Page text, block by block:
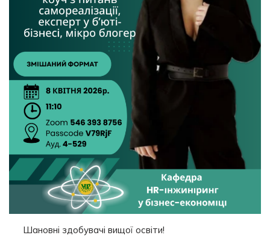
Шановні здобувачі вищої освіти!